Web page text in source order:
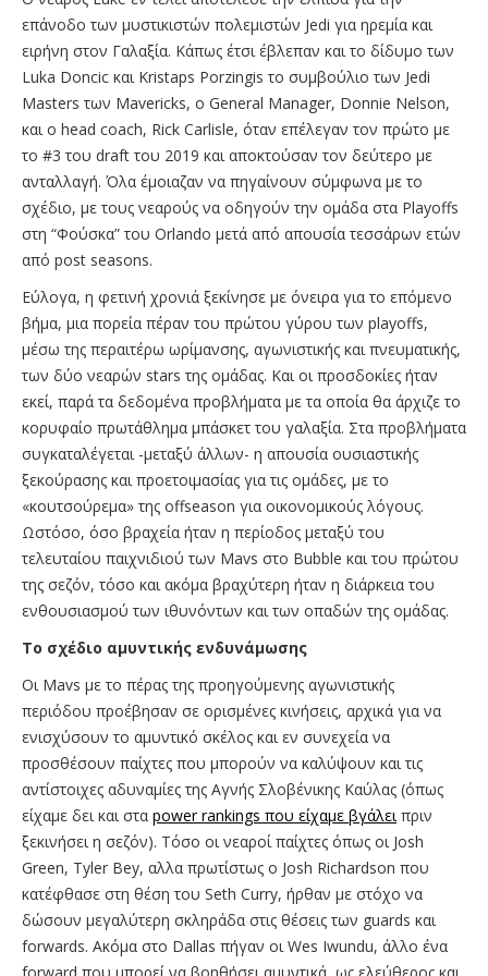
επάνοδο των μυστικιστών πολεμιστών Jedi για ηρεμία και
ειρήνη στον Γαλαξία. Κάπως έτσι έβλεπαν και το δίδυμο των
Luka Doncic και Kristaps Porzingis το συμβούλιο των Jedi
Masters των Mavericks, o General Manager, Donnie Nelson,
και ο head coach, Rick Carlisle, όταν επέλεγαν τον πρώτο με
το #3 του draft του 2019 και αποκτούσαν τον δεύτερο με
ανταλλαγή. Όλα έμοιαζαν να πηγαίνουν σύμφωνα με το
σχέδιο, με τους νεαρούς να οδηγούν την ομάδα στα Playoffs
στη “Φούσκα” του Orlando μετά από απουσία τεσσάρων ετών
από post seasons.
Εύλογα, η φετινή χρονιά ξεκίνησε με όνειρα για το επόμενο
βήμα, μια πορεία πέραν του πρώτου γύρου των playoffs,
μέσω της περαιτέρω ωρίμανσης, αγωνιστικής και πνευματικής,
των δύο νεαρών stars της ομάδας. Και οι προσδοκίες ήταν
εκεί, παρά τα δεδομένα προβλήματα με τα οποία θα άρχιζε το
κορυφαίο πρωτάθλημα μπάσκετ του γαλαξία. Στα προβλήματα
συγκαταλέγεται -μεταξύ άλλων- η απουσία ουσιαστικής
ξεκούρασης και προετοιμασίας για τις ομάδες, με το
«κουτσούρεμα» της offseason για οικονομικούς λόγους.
Ωστόσο, όσο βραχεία ήταν η περίοδος μεταξύ του
τελευταίου παιχνιδιού των Mavs στο Bubble και του πρώτου
της σεζόν, τόσο και ακόμα βραχύτερη ήταν η διάρκεια του
ενθουσιασμού των ιθυνόντων και των οπαδών της ομάδας.
Το σχέδιο αμυντικής ενδυνάμωσης
Oι Mavs με το πέρας της προηγούμενης αγωνιστικής
περιόδου προέβησαν σε ορισμένες κινήσεις, αρχικά για να
ενισχύσουν το αμυντικό σκέλος και εν συνεχεία να
προσθέσουν παίχτες που μπορούν να καλύψουν και τις
αντίστοιχες αδυναμίες της Αγνής Σλοβένικης Καύλας (όπως
είχαμε δει και στα power rankings που είχαμε βγάλειπριν
ξεκινήσει η σεζόν). Τόσο οι νεαροί παίχτες όπως οι Josh
Green, Tyler Bey, αλλα πρωτίστως ο Josh Richardson που
κατέφθασε στη θέση του Seth Curry, ήρθαν με στόχο να
δώσουν μεγαλύτερη σκληράδα στις θέσεις των guards και
forwards. Ακόμα στο Dallas πήγαν οι Wes Iwundu, άλλο ένα